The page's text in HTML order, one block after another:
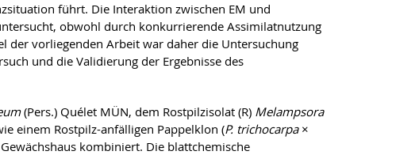
führt. Die Interaktion zwischen EM und
obwohl durch konkurrierende Assimilatnutzung
der vorliegenden Arbeit war daher die Untersuchung
und die Validierung der Ergebnisse des
(Pers.) Quélet MÜN, dem Rostpilzisolat (R) Melampsora
einem Rostpilz-anfälligen Pappelklon (P. trichocarpa ×
kombiniert. Die blattchemische